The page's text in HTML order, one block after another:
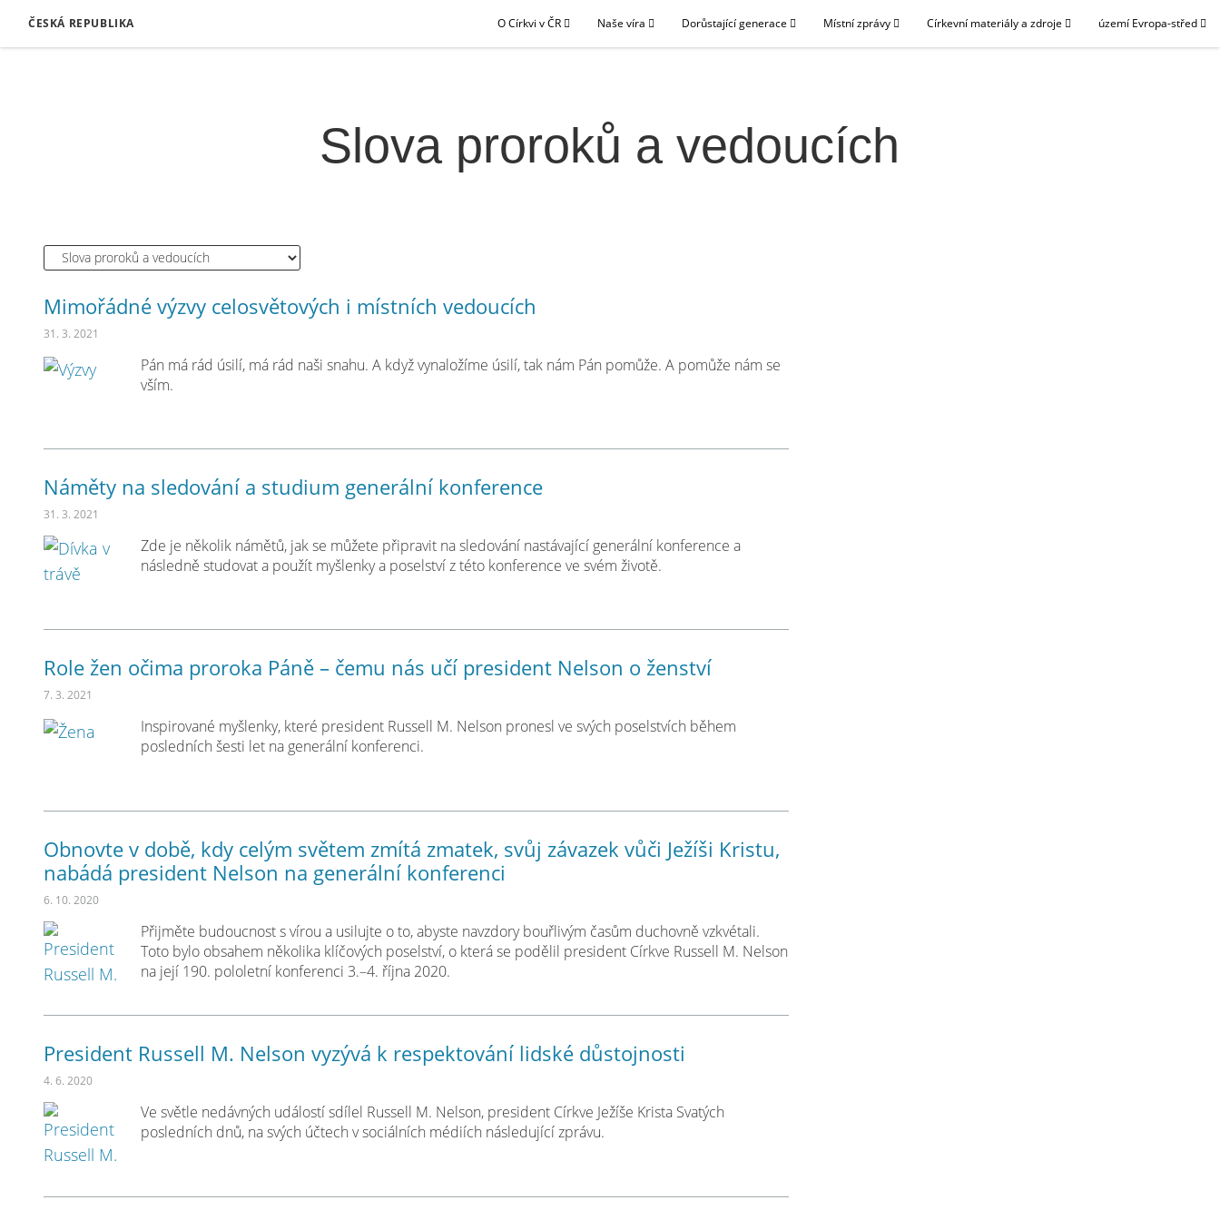
ČESKÁ REPUBLIKA O Církvi v ČR Naše víra Dorůstající generace Místní zprávy Církevní materiály a zdroje území Evropa-střed
Slova proroků a vedoucích
Mimořádné výzvy celosvětových i místních vedoucích
31. 3. 2021
Pán má rád úsilí, má rád naši snahu. A když vynaložíme úsilí, tak nám Pán pomůže. A pomůže nám se
vším.
Náměty na sledování a studium generální konference
31. 3. 2021
Zde je několik námětů, jak se můžete připravit na sledování nastávající generální konference a
následně studovat a použít myšlenky a poselství z této konference ve svém životě.
Role žen očima proroka Páně – čemu nás učí president Nelson o ženství
7. 3. 2021
Inspirované myšlenky, které president Russell M. Nelson pronesl ve svých poselstvích během
posledních šesti let na generální konferenci.
Obnovte v době, kdy celým světem zmítá zmatek, svůj závazek vůči Ježíši Kristu,
nabádá president Nelson na generální konferenci
6. 10. 2020
Přijměte budoucnost s vírou a usilujte o to, abyste navzdory bouřlivým časům duchovně vzkvétali.
Toto bylo obsahem několika klíčových poselství, o která se podělil president Církve Russell M. Nelson
na její 190. pololetní konferenci 3.–4. října 2020.
President Russell M. Nelson vyzývá k respektování lidské důstojnosti
4. 6. 2020
Ve světle nedávných událostí sdílel Russell M. Nelson, president Církve Ježíše Krista Svatých
posledních dnů, na svých účtech v sociálních médiích následující zprávu.